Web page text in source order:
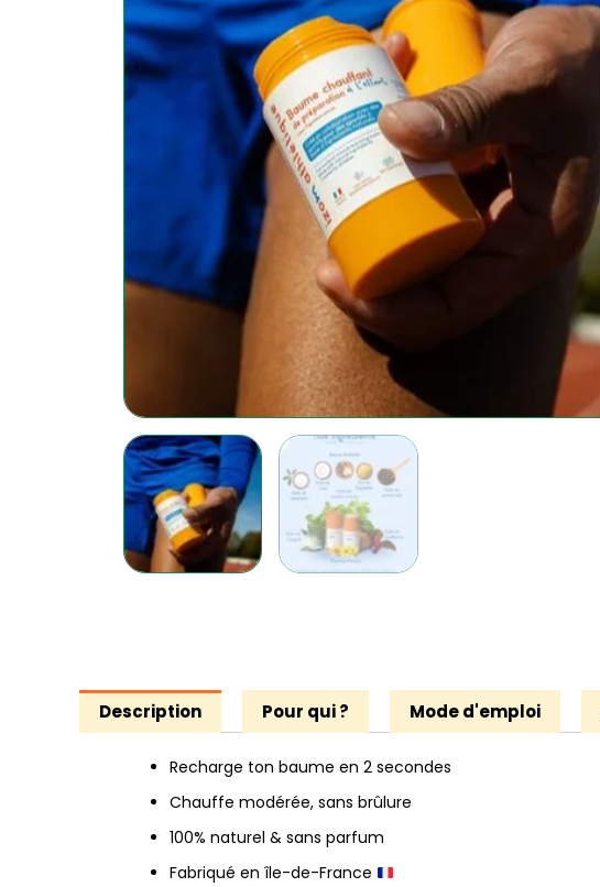
Description Pour qui ? Mode d'emploi
Recharge ton baume en 2 secondes
Chauffe modérée, sans brûlure
100% naturel & sans parfum
Fabriqué en île-de-France